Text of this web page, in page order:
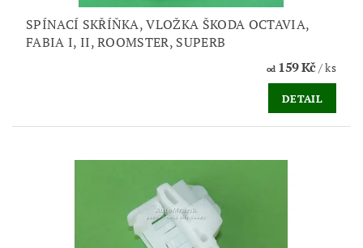
SPÍNACÍ SKŘÍŇKA, VLOŽKA ŠKODA OCTAVIA,
FABIA I, II, ROOMSTER, SUPERB
od159 Kč/ ks
DETAIL